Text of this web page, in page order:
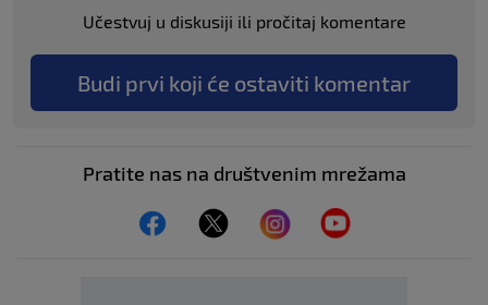
Učestvuj u diskusiji ili pročitaj komentare
Budi prvi koji će ostaviti komentar
Pratite nas na društvenim mrežama